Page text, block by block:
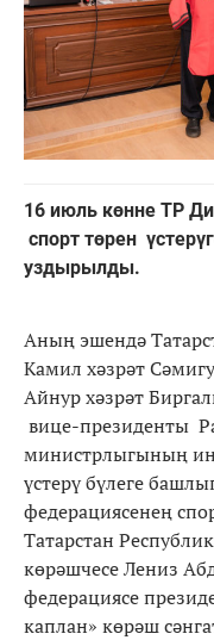
16 июль көнне ТР
спорт төрен
уздырылды.
Аның эшендә
Камил хәзрәт
Айнур хәзрәт
вице-президенты
министрлыгының
үстерү бүлеге
федерациясенең
Татарстан
көрәшчесе Лениз
федерациясе
каплан» көрәш